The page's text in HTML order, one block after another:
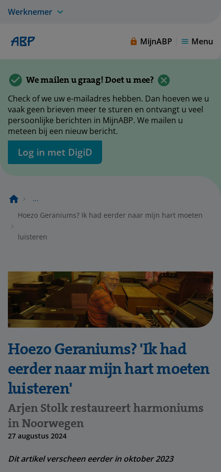
Werknemer
MijnABP Menu
We mailen u graag! Doet u mee?
Check of we uw e-mailadres hebben. Dan hoeven we u
vaak geen brieven meer te sturen en ontvangt u veel
persoonlijke berichten in MijnABP. We mailen u
meteen bij een nieuw bericht.
Log in met DigiD
...
Hoezo Geraniums? Ik had eerder naar mijn hart moeten
luisteren
Hoezo Geraniums? 'Ik had
eerder naar mijn hart moeten
luisteren'
Arjen Stolk restaureert harmoniums
in Noorwegen
27 augustus 2024
Dit artikel verscheen eerder in oktober 2023